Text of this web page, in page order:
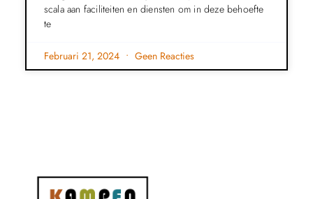
scala aan faciliteiten en diensten om in deze behoefte
te
Februari 21, 2024 Geen Reacties